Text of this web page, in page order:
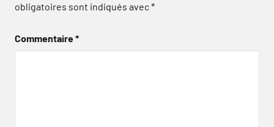
obligatoires sont indiqués avec*
Commentaire*